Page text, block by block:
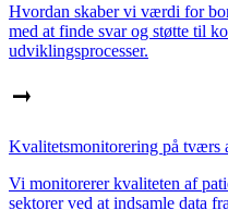
Hvordan skaber vi værdi for
med at finde svar og støtte til
udviklingsprocesser.
Kvalitetsmonitorering på tværs
Vi monitorerer kvaliteten af
sektorer ved at indsamle data